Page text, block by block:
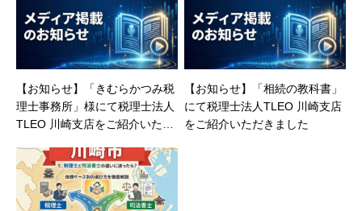
【お知らせ】「きむらかつみ税
理士事務所」様にて税理士法人
TLEO 川崎支店をご紹介いただ
【お知らせ】「相続の教科書」
にて税理士法人TLEO 川崎支店
をご紹介いただきました